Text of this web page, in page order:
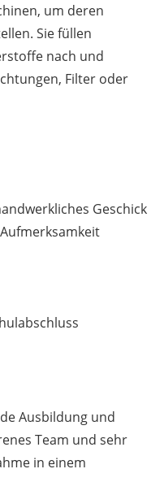
um deren
Sie füllen
nach und
Filter oder
Geschick
Ausbildung und
Team und sehr
in einem